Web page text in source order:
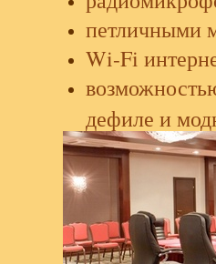
петличными
Wi-Fi
дефиле и